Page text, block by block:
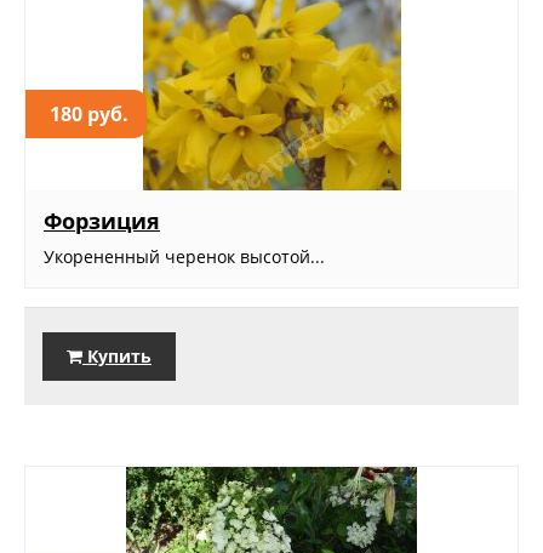
180 руб.
Форзиция
Укорененный черенок высотой...
Купить